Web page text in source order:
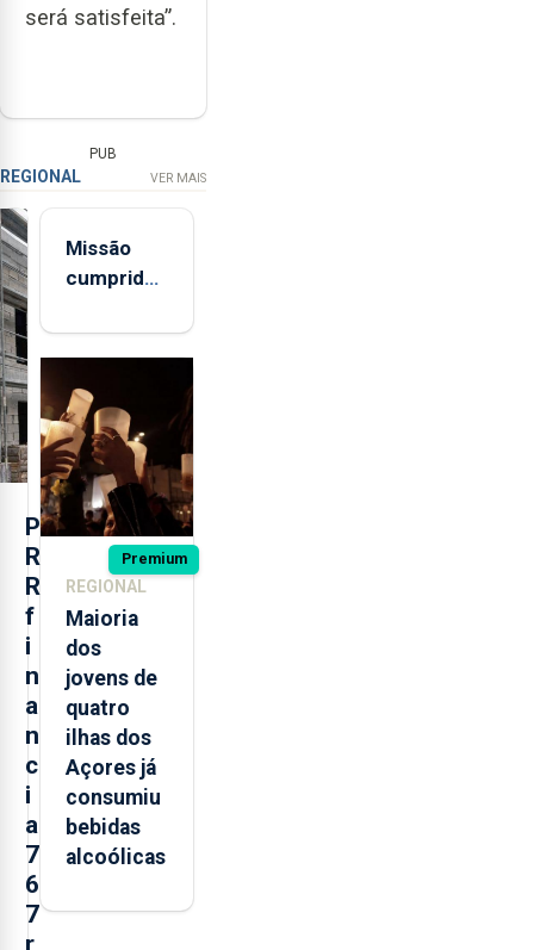
será satisfeita”.
PUB
REGIONAL VER MAIS
P
R
R
f
i
n
a
n
c
i
a
7
6
7
r
Missão
cumprida:
açorianos
após
missão na
Roménia
Premium
REGIONAL
Maioria
dos
jovens de
quatro
ilhas dos
Açores já
consumiu
bebidas
alcoólicas